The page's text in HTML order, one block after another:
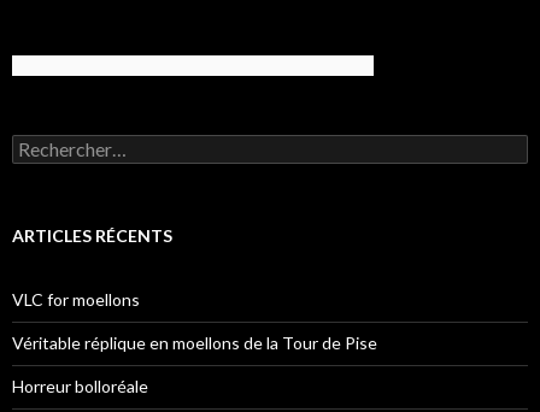
Rechercher :
ARTICLES RÉCENTS
VLC for moellons
Véritable réplique en moellons de la Tour de Pise
Horreur bolloréale